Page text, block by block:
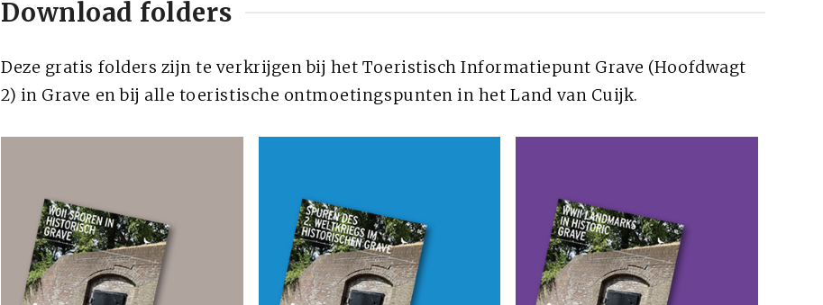
Deze gratis folders zijn te verkrijgen bij het Toeristisch Informatiepunt Grave (Hoofdwagt
2) in Grave en bij alle toeristische ontmoetingspunten in het Land van Cuijk.